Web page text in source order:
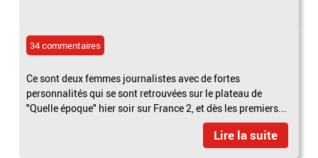
34 commentaires
Ce sont deux femmes journalistes avec de fortes
personnalités qui se sont retrouvées sur le plateau de
"Quelle époque" hier soir sur France 2, et dès les premiers...
Lire la suite